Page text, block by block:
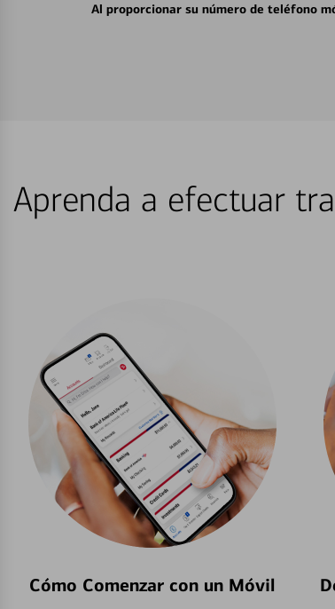
Al proporcionar su número de teléfono
Aprenda a efectuar
Cómo Comenzar con un Móvil